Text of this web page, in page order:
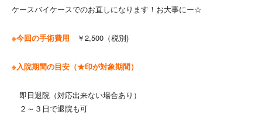
ケースバイケースでのお直しになります！お大事にー☆
※今回の手術費用 ￥2,500（税別)
※入院期間の目安（★印が対象期間）
即日退院（対応出来ない場合あり）
２～３日で退院も可